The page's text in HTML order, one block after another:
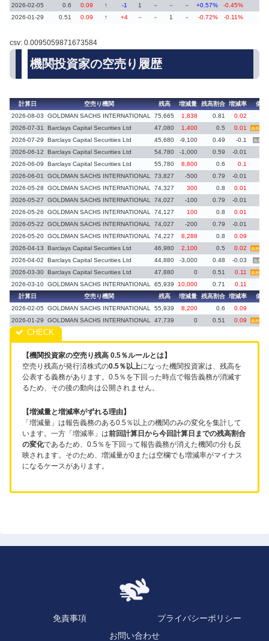
2026-02-05
0.6 0.09 ↑ -1 1 － － － +0.57%
-0.45%
2026-01-29
0.51 0.09 ↑ +4 － － 1 － -0.72% -0.11%
csv: 0.0095059871673584
機関投資家の空売り履歴
計算日 空売り機関 残高 増減量 残高割合 増減率
備考
2026-08-03
GOLDMAN SACHS INTERNATIONAL 75,665 1,838 0.81
0.02
2026-07-31
Barclays Capital Securities Ltd 47,080 1,400 0.5 0.01 義務再発
2026-07-29 Barclays Capital Securities Ltd 45,680 -9,100 0.49 -0.1 義務消
2026-06-12 Barclays Capital Securities Ltd 54,780 -1,000 0.59
-0.01
2026-06-09
Barclays Capital Securities Ltd 55,780 8,800 0.6
0.1
2026-06-01
GOLDMAN SACHS INTERNATIONAL 73,827 -500 0.79
-0.01
2026-05-28
GOLDMAN SACHS INTERNATIONAL 74,327 300 0.8
0.01
2026-05-27
GOLDMAN SACHS INTERNATIONAL 74,027 -100 0.79
-0.01
2026-05-26
GOLDMAN SACHS INTERNATIONAL 74,127 100 0.8
0.01
2026-05-22
GOLDMAN SACHS INTERNATIONAL 74,027 -200 0.79
-0.01
2026-05-20 GOLDMAN SACHS INTERNATIONAL 74,227 8,288 0.8
0.09
2026-04-13
Barclays Capital Securities Ltd 46,980 2,100 0.5 0.02 義務再発
2026-04-02 Barclays Capital Securities Ltd 44,880 -3,000 0.48 -0.03 義務消
2026-03-30 Barclays Capital Securities Ltd 47,880 0 0.51 0.11 義務再発
2026-03-10 GOLDMAN SACHS INTERNATIONAL 65,939 10,000 0.71
0.11
計算日
空売り機関 残高 増減量 残高割合 増減率
備考
2026-02-05
GOLDMAN SACHS INTERNATIONAL 55,939 8,200 0.6
0.09
2026-01-29
GOLDMAN SACHS INTERNATIONAL 47,739 0 0.51 0.09 義務再発
【機関投資家の空売り残高 0.5％ルールとは】
空売り残高が発行済株式の0.5％以上になった機関投資家は、残高を
公表する義務があります。0.5％を下回った時点で報告義務が消滅す
るため、その後の動向は公開されません。
【増減量と増減率がずれる理由】
「増減量」は報告義務のある0.5％以上の機関のみの変化を集計して
います。一方「増減率」は前回計算日から今回計算日までの残高割合
の変化であるため、0.5％を下回って報告義務が消えた機関の分も反
映されます。そのため、増減量が0または空欄でも増減率がマイナス
になるケースがあります。
免責事項
プライバシーポリシー
お問い合わせ